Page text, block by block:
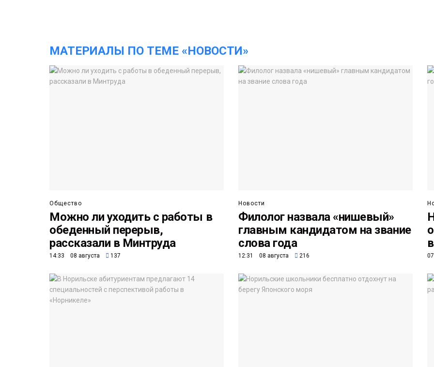
МАТЕРИАЛЫ ПО ТЕМЕ «НОВОСТИ»
Общество
Можно ли уходить с работы в
обеденный перерыв,
рассказали в Минтруда
14:33 08 августа 137
Новости
Филолог назвала «нишевый»
главным кандидатом на звание
слова года
12:31 08 августа 216